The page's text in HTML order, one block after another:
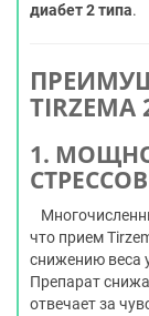
диабет 2 типа.
TIRZEMA
1.
что прием
снижению веса
Препарат
отвечает за